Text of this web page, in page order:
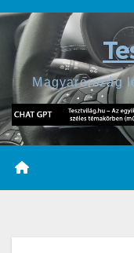
Skip
content
Magyarország